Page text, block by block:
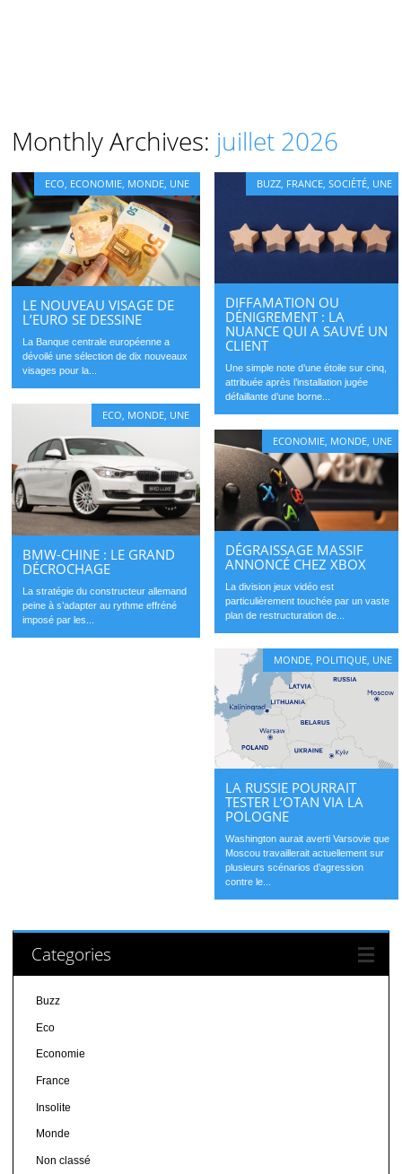
Monthly Archives: juillet 2026
ECO ECONOMIE MONDE UNE
LE NOUVEAU VISAGE DE
L’EURO SE DESSINE
La Banque centrale européenne a
dévoilé une sélection de dix nouveaux
visages pour la...
BUZZ FRANCE ,SOCIÉTÉ UNE
DIFFAMATION OU
DÉNIGREMENT : LA
NUANCE QUI A SAUVÉ UN
CLIENT
Une simple note d’une étoile sur cinq,
attribuée après l’installation jugée
défaillante d’une borne...
ECO MONDE UNE
BMW-CHINE : LE GRAND
DÉCROCHAGE
La stratégie du constructeur allemand
peine à s’adapter au rythme effréné
imposé par les...
ECONOMIE, MONDE, UNE
DÉGRAISSAGE MASSIF
ANNONCÉ CHEZ XBOX
La division jeux vidéo est
particulièrement touchée par un vaste
plan de restructuration de...
MONDE, POLITIQUE, UNE
LA RUSSIE POURRAIT
TESTER L’OTAN VIA LA
POLOGNE
Washington aurait averti Varsovie que
Moscou travaillerait actuellement sur
plusieurs scénarios d’agression
contre le...
Categories
Buzz
Eco
Economie
France
Insolite
Monde
Non classé